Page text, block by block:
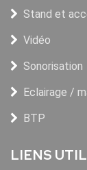
Stand et
Vidéo
Sonorisation
Eclairage /
BTP
LIENS